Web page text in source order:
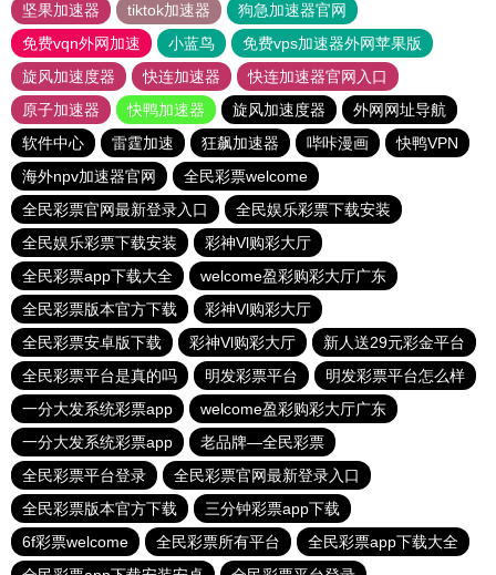
坚果加速器
tiktok加速器
狗急加速器官网
免费vqn外网加速
小蓝鸟
免费vps加速器外网苹果版
旋风加速度器
快连加速器
快连加速器官网入口
原子加速器
快鸭加速器 旋风加速度器
外网网址导航
软件中心
雷霆加速 狂飙加速器 哔咔漫画
快鸭VPN
海外npv加速器官网
全民彩票welcome
全民彩票官网最新登录入口
全民娱乐彩票下载安装
全民娱乐彩票下载安装
彩神Vl购彩大厅
全民彩票app下载大全
welcome盈彩购彩大厅广东
全民彩票版本官方下载
彩神Vl购彩大厅
全民彩票安卓版下载
彩神Vl购彩大厅
新人送29元彩金平台
全民彩票平台是真的吗
明发彩票平台
明发彩票平台怎么样
一分大发系统彩票app
welcome盈彩购彩大厅广东
一分大发系统彩票app
老品牌—全民彩票
全民彩票平台登录
全民彩票官网最新登录入口
全民彩票版本官方下载
三分钟彩票app下载
6f彩票welcome
全民彩票所有平台
全民彩票app下载大全